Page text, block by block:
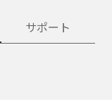
サポート